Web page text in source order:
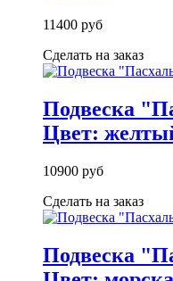
11400 руб
Сделать на заказ
Подвеска
Цвет:
10900 руб
Сделать на заказ
Подвеска